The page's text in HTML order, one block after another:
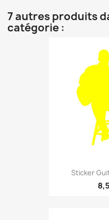
7 autres produits
catégorie :
Sticker